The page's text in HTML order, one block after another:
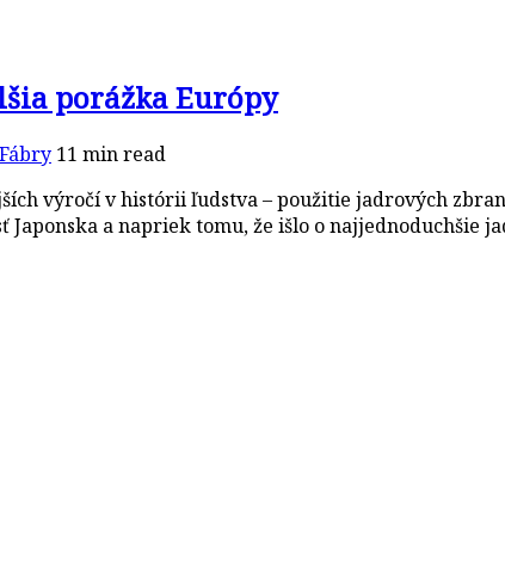
porážka Európy
11 min read
výročí v histórii ľudstva – použitie jadrových
Japonska a napriek tomu, že išlo o najjednoduchšie